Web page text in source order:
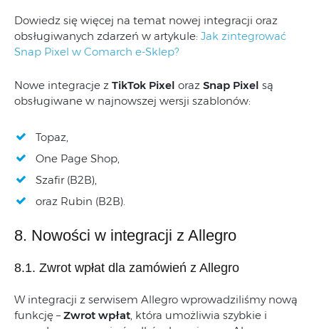
Dowiedz się więcej na temat nowej integracji oraz
obsługiwanych zdarzeń w artykule: Jak zintegrować
Snap Pixel w Comarch e-Sklep?
Nowe integracje z TikTok Pixel oraz Snap Pixel są
obsługiwane w najnowszej wersji szablonów:
Topaz,
One Page Shop,
Szafir (B2B),
oraz Rubin (B2B).
8. Nowości w integracji z Allegro
8.1. Zwrot wpłat dla zamówień z Allegro
W integracji z serwisem Allegro wprowadziliśmy nową
funkcję – Zwrot wpłat, która umożliwia szybkie i